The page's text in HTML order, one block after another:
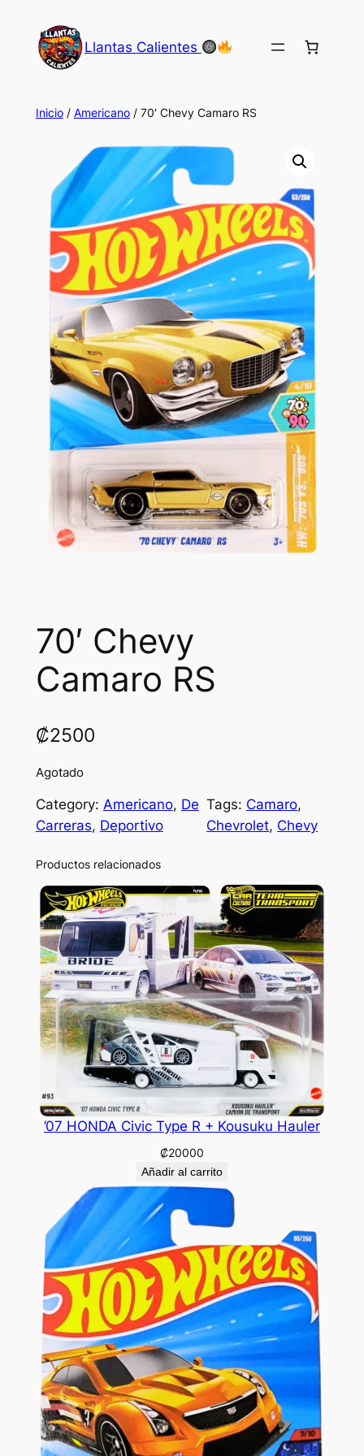
contenido
Llantas Calientes
Inicio/ Americano/ 70′ Chevy Camaro RS
70′ Chevy
Camaro RS
₡2500
Agotado
Category: Americano, De
Carreras, Deportivo
Tags: Camaro
Chevrolet, Chevy
Productos relacionados
’07 HONDA Civic Type R + Kousuku Hauler
₡20000
Añadir al carrito